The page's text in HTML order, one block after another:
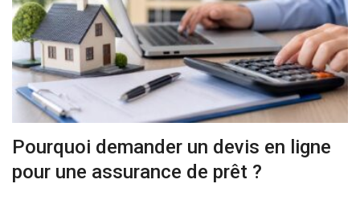
Pourquoi demander un devis en ligne
pour une assurance de prêt ?